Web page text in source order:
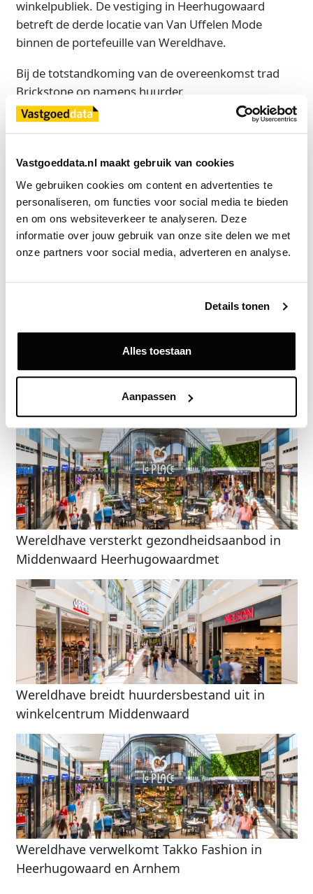
Vastgoeddata.nl maakt gebruik van cookies
We gebruiken cookies om content en advertenties te
personaliseren, om functies voor social media te bieden
en om ons websiteverkeer te analyseren. Deze
informatie over jouw gebruik van onze site delen we met
onze partners voor social media, adverteren en analyse.
Details tonen
Alles toestaan
Aanpassen
winkelpubliek. De vestiging in Heerhugowaard
betreft de derde locatie van Van Uffelen Mode
binnen de portefeuille van Wereldhave.
Bij de totstandkoming van de overeenkomst trad
Brickstone op namens huurder.
Bron
Exclusief voor licentiehouders
Zie direct welke partijen en panden betrokken zijn bij dit nieuws.
Deze informatie is alleen beschikbaar voor licentiehouders van
Vastgoeddata.
Gerelateerde nieuwsberichten
Wereldhave versterkt gezondheidsaanbod in
Middenwaard Heerhugowaard​​met
Wereldhave breidt huurdersbestand uit in
winkelcentrum Middenwaard
Wereldhave verwelkomt Takko Fashion in
Heerhugowaard en Arnhem